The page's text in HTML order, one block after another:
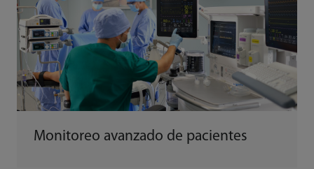
Monitoreo avanzado de pacientes